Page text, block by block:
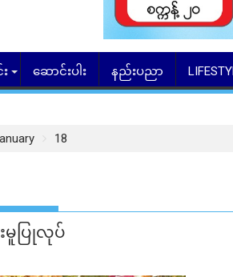
ဆောင်းပါး နည်းပညာ
18
မူပြုလုပ်